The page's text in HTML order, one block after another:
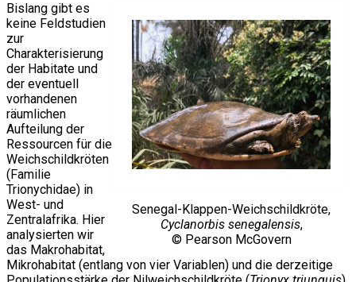
Senegal-Klappen-Weichschildkröte,
Cyclanorbis senegalensis,
© Pearson McGovern
Bislang gibt es
keine Feldstudien
zur
Charakterisierung
der Habitate und
der eventuell
vorhandenen
räumlichen
Aufteilung der
Ressourcen für die
Weichschildkröten
(Familie
Trionychidae) in
West- und
Zentralafrika. Hier
analysierten wir
das Makrohabitat,
Mikrohabitat (entlang von vier Variablen) und die derzeitige